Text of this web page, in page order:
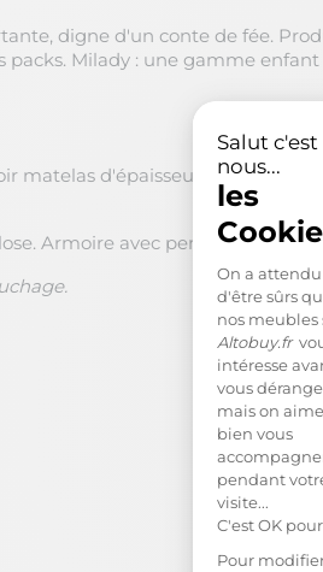
Salut c'est
nous...
les
On a attendu
d'être sûrs
nos meubles
Altobuy.fr
intéresse
vous
mais on
bien vous
pendant
visite...
C'est OK
Pour
digne d'un conte de fée.
packs. Milady : une gamme
matelas d'épaisseur max 10cm.
Armoire avec penderie et